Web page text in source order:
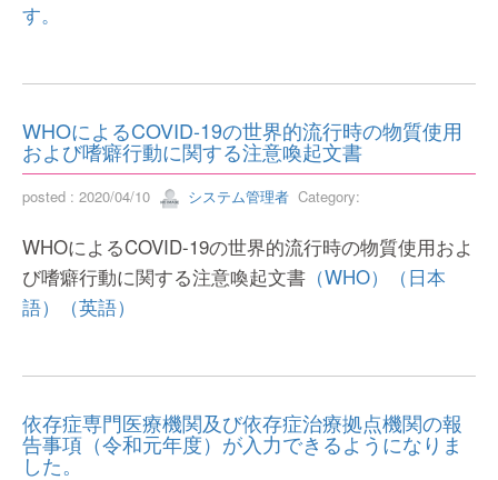
す。
WHOによるCOVID-19の世界的流行時の物質使用
および嗜癖行動に関する注意喚起文書
posted : 2020/04/10 システム管理者 Category:
WHOによるCOVID-19の世界的流行時の物質使用およ
び嗜癖行動に関する注意喚起文書 （WHO）
（日本
語）
（英語）
依存症専門医療機関及び依存症治療拠点機関の報
告事項（令和元年度）が入力できるようになりま
した。